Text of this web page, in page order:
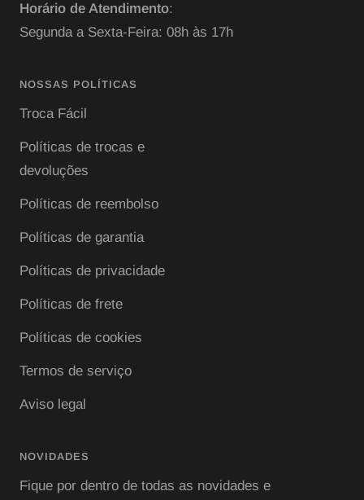
Horário de Atendimento:
Segunda a Sexta-Feira: 08h às 17h
NOSSAS POLÍTICAS
Troca Fácil
Políticas de trocas e
devoluções
Políticas de reembolso
Políticas de garantia
Políticas de privacidade
Políticas de frete
Políticas de cookies
Termos de serviço
Aviso legal
NOVIDADES
Fique por dentro de todas as novidades e